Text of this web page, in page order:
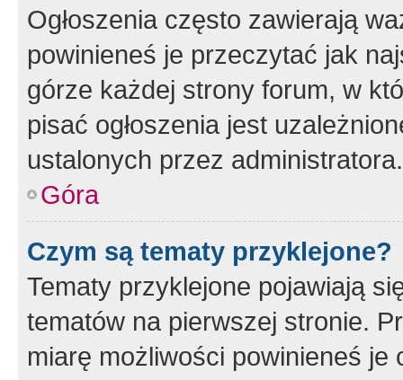
Ogłoszenia często zawierają
powinieneś je przeczytać jak
górze każdej strony forum, w
pisać ogłoszenia jest
ustalonych przez administratora.
Góra
Czym są tematy przyklejone?
Tematy przyklejone pojawiają
tematów na pierwszej stronie.
miarę możliwości powinieneś je